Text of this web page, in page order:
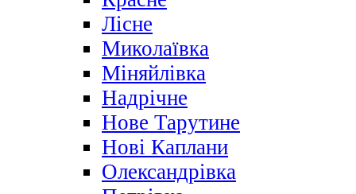
Лісне
Миколаївка
Міняйлівка
Надрічне
Нове Тарутине
Нові Каплани
Олександрівка